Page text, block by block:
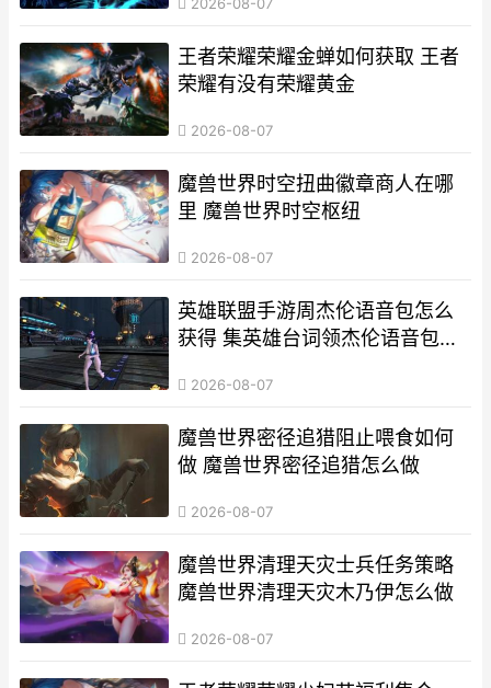
王者荣耀荣耀金蝉如何获取 王者
荣耀有没有荣耀黄金
2026-08-07
魔兽世界时空扭曲徽章商人在哪
里 魔兽世界时空枢纽
2026-08-07
英雄联盟手游周杰伦语音包怎么
获得 集英雄台词领杰伦语音包活
2026-08-07
魔兽世界密径追猎阻止喂食如何
做 魔兽世界密径追猎怎么做
2026-08-07
魔兽世界清理天灾士兵任务策略
魔兽世界清理天灾木乃伊怎么做
2026-08-07